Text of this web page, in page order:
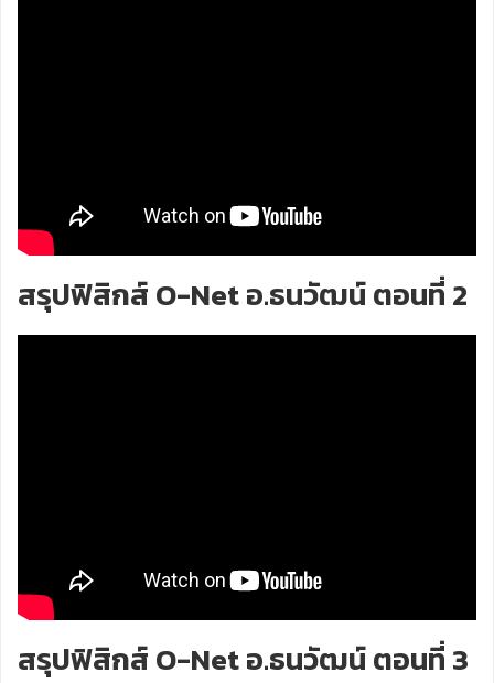
สรุปฟิสิกส์ O-Net อ.ธนวัฒน์ ตอนที่ 2
สรุปฟิสิกส์ O-Net อ.ธนวัฒน์ ตอนที่ 3